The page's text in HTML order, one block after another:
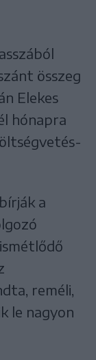
összeg
Elekes
hónapra
a
reméli,
le nagyon